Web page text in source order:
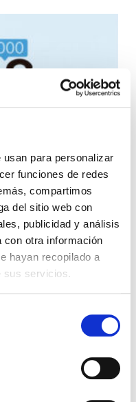
para personalizar
funciones de redes
compartimos
del sitio web con
publicidad y análisis
con otra información
hayan recopilado a
sus servicios.
un plan
en difficulté
régionaux, les
dans les